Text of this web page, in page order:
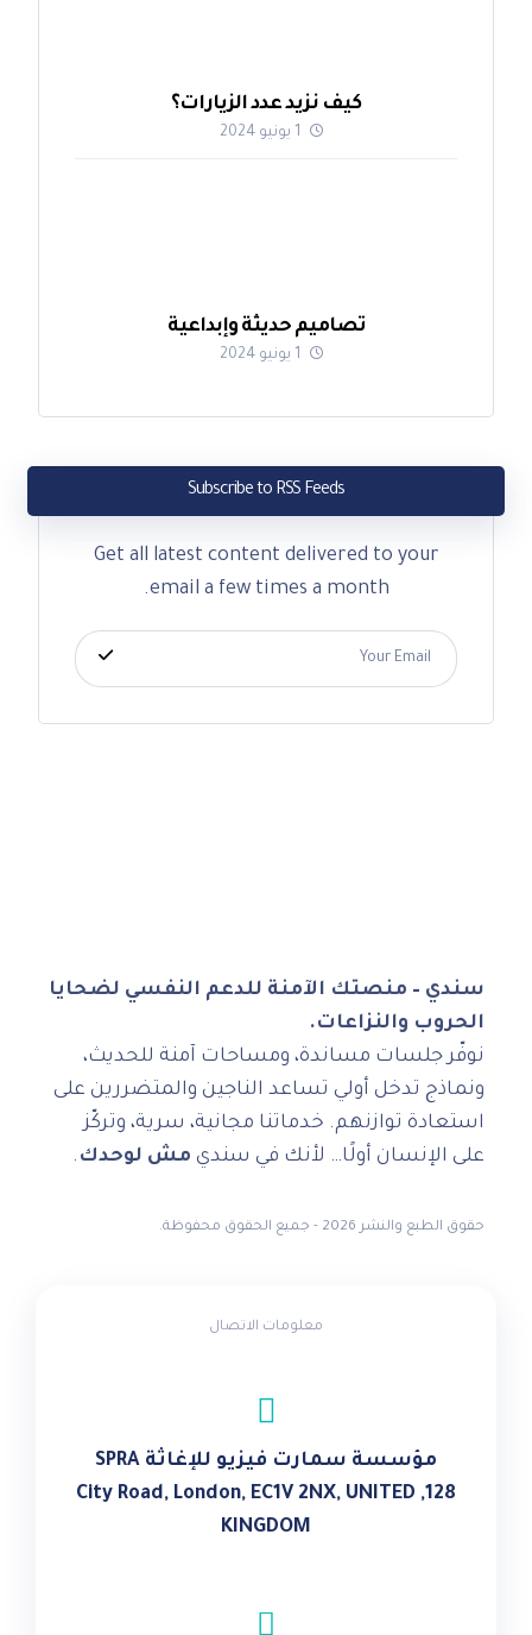
كيف نزيد عدد الزيارات؟
1 يونيو 2024
تصاميم حديثة وإبداعية
1 يونيو 2024
Subscribe to RSS Feeds
Get all latest content delivered to your
email a few times a month.
سندي – منصتك الآمنة للدعم النفسي لضحايا
الحروب والنزاعات.
نوفّر جلسات مساندة، ومساحات آمنة للحديث،
ونماذج تدخل أولي تساعد الناجين والمتضررين على
استعادة توازنهم. خدماتنا مجانية، سرية، وتركّز
على الإنسان أولًا… لأنك في سندي مش لوحدك .
حقوق الطبع والنشر 2026 - جميع الحقوق محفوظة.
معلومات الاتصال
مؤسسة سمارت فيزيو للإغاثة SPRA
128, City Road, London, EC1V 2NX, UNITED
KINGDOM